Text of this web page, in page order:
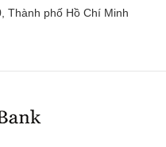
Thành phố Hồ Chí Minh